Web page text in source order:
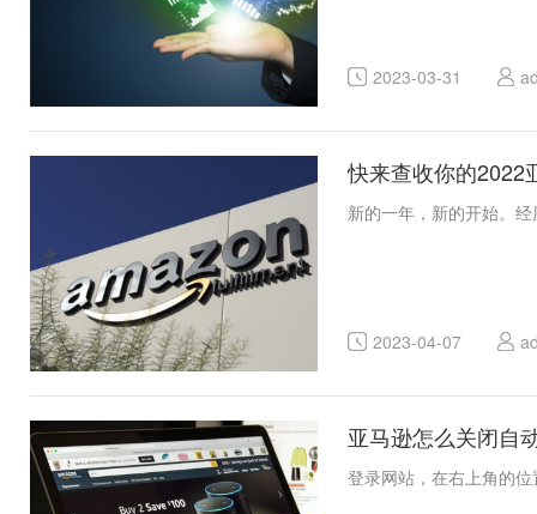
2023-03-31
快来查收你的2022
新的一年，新的开始。
2023-04-07
亚马逊怎么关闭自
登录网站，在右上角的